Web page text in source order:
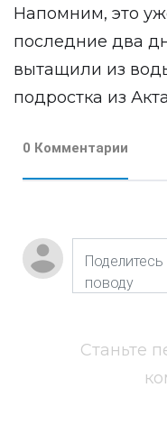
Напомним, это
последние два
вытащили из
подростка из
0 Комментарии
Станьте